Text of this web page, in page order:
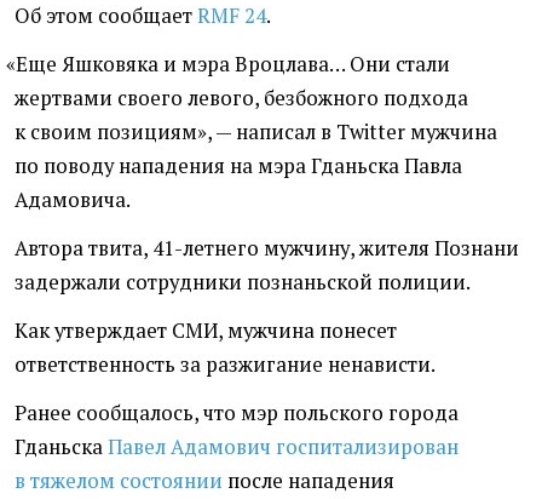
Об этом сообщаетRMF 24.
«Еще Яшковяка и мэра Вроцлава… Они стали
жертвами своего левого, безбожного подхода
к своим позициям», — написал в Twitter мужчина
по поводу нападения на мэра ГданьскаПавла
Адамовича.
Автора твита, 41-летнего мужчину, жителя Познани
задержали сотрудники познаньской полиции.
Как утверждает СМИ, мужчина понесет
ответственность за разжигание ненависти.
Ранее сообщалось, что мэр польского города
ГданьскаПавел Адамович госпитализирован
в тяжелом состоянии после нападения